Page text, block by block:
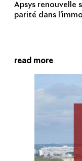
Apsys renouvelle
parité dans
read more